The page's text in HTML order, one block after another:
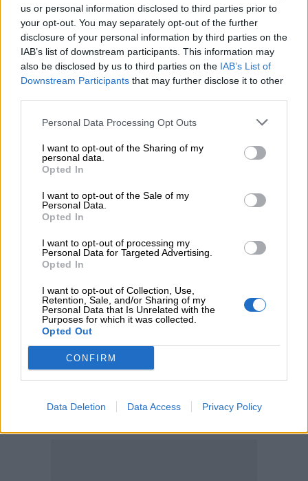
us or personal information disclosed to third parties prior to
your opt-out. You may separately opt-out of the further
disclosure of your personal information by third parties on the
IAB’s list of downstream participants. This information may
also be disclosed by us to third parties on the IAB’s List of
Downstream Participants that may further disclose it to other
Personal Data Processing Opt Outs
I want to opt-out of the Sharing of my
personal data.
Opted In
I want to opt-out of the Sale of my
Personal Data.
Opted In
I want to opt-out of processing my
Personal Data for Targeted Advertising.
Opted In
I want to opt-out of Collection, Use,
Retention, Sale, and/or Sharing of my
Personal Data that Is Unrelated with the
Purposes for which it was collected.
Opted Out
CONFIRM
Data Deletion Data Access Privacy Policy
05.08.2026 - 09:20
Καλοκαιρινό ταξίδι: Οι 8 συμβουλές που αξίζει να δώσει κάθε
ασφαλιστής στους πελάτες του
Το εκλογικό «καμπανάκι» της Goldman Sachs, η ισχυρή
πιστωτική επέκταση των ελληνικών τραπεζών, το «πάρτι»
05.08.2026 - 08:37
Ιωάννης Μπολέτης – ΩΝΑΣΕΙΟ
04.08.2026 - 15:33
ERGO Hellas: Μέτρα στήριξης για τους πληγέντες
ασφαλισμένους της από τις πυρκαγιές
04.08.2026 - 12:40
Τράπεζα Κύπρου: Ενισχυμένες κατά 31% οι ασφαλιστικές
εξάμηνο
04.08.2026 - 11:49
Σπύρος Γεωργαράς - «ΥΓΕΙΑ» / Ερευνητικό και Θεραπευτικό
Ινστιτούτο ΟΦΘΑΛΜΟΣ